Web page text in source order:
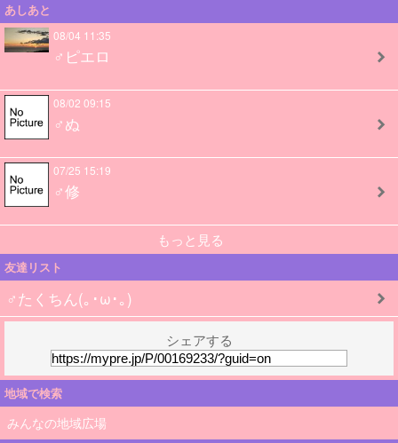
あしあと
08/04 11:35
♂ピエロ
08/02 09:15
♂ぬ
07/25 15:19
♂修
もっと見る
友達リスト
♂たくちん(｡･ω･｡)
シェアする
地域で検索
みんなの地域広場